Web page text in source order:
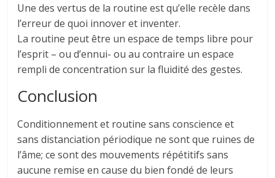
Une des vertus de la routine est qu’elle recèle dans
l’erreur de quoi innover et inventer.
La routine peut être un espace de temps libre pour
l’esprit – ou d’ennui- ou au contraire un espace
rempli de concentration sur la fluidité des gestes.
Conclusion
Conditionnement et routine sans conscience et
sans distanciation périodique ne sont que ruines de
l’âme; ce sont des mouvements répétitifs sans
aucune remise en cause du bien fondé de leurs